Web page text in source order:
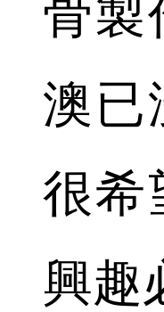
骨製
澳已
很希
興趣